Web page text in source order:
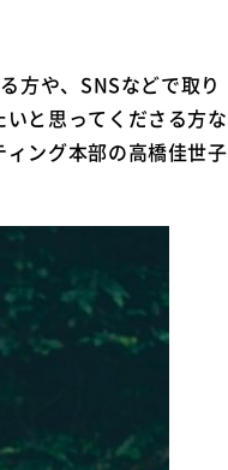
方や、SNSなどで取り
と思ってくださる方な
ング本部の高橋佳世子